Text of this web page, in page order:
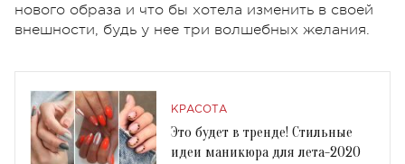
нового образа и что бы хотела изменить в своей
внешности, будь у нее три волшебных желания.
КРАСОТА
Это будет в тренде! Стильные
идеи маникюра для лета-2020